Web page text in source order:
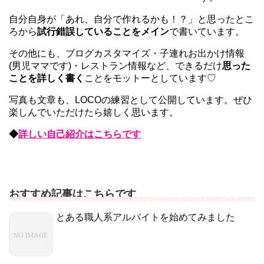
自分自身が「あれ、自分で作れるかも！？」と思ったとこ
ろから試行錯誤していることをメインで書いています。
その他にも、ブログカスタマイズ・子連れお出かけ情報
(男児ママです)・レストラン情報など、できるだけ思った
ことを詳しく書く ことをモットーとしています♡
写真も文章も、LOCOの練習として公開しています。ぜひ
楽しんでいただけたら嬉しく思います。
◆詳しい自己紹介はこちらです
おすすめ記事はこちらです
とある職人系アルバイトを始めてみました